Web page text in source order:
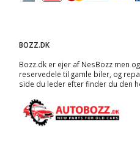
BOZZ.DK
Bozz.dk er ejer af NesBozz men
reservedele til gamle biler, og
side du leder efter finder du den